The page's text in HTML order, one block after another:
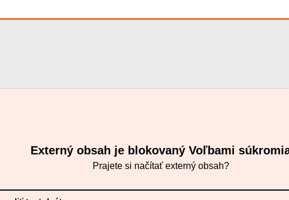
Externý obsah je blokovaný Voľbami
Prajete si načítať externý obsah?